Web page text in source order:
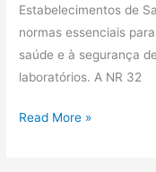
Estabelecimentos de
normas essenciais
saúde e à segurança
laboratórios. A NR 32
Read More »